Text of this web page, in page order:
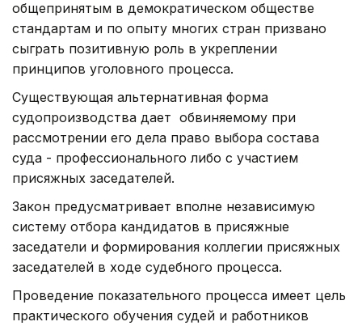
общепринятым в демократическом обществе
стандартам и по опыту многих стран призвано
сыграть позитивную роль в укреплении
принципов уголовного процесса.
Существующая альтернативная форма
судопроизводства дает обвиняемому при
рассмотрении его дела право выбора состава
суда - профессионального либо с участием
присяжных заседателей.
Закон предусматривает вполне независимую
систему отбора кандидатов в присяжные
заседатели и формирования коллегии присяжных
заседателей в ходе судебного процесса.
Проведение показательного процесса имеет цель
практического обучения судей и работников